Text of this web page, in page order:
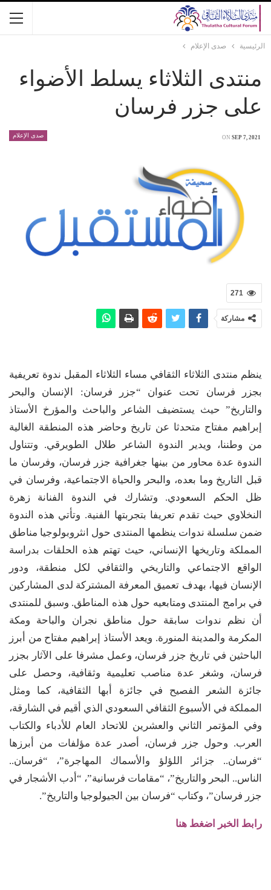
الرئيسية صدى الإعلام
منتدى الثلاثاء يسلط الأضواء
على جزر فرسان
صدى الإعلام ON SEP 7, 2021
271
مشاركة
ينظم منتدى الثلاثاء الثقافي مساء الثلاثاء المقبل ندوة تعريفية
بجزر فرسان تحت عنوان “جزر فرسان: الإنسان والبحر
والتاريخ” حيث يستضيف الشاعر والباحث والمؤرخ الأستاذ
إبراهيم مفتاح متحدثا عن تاريخ وحاضر هذه المنطقة الغالية
من وطننا، ويدير الندوة الشاعر طلال الطويرقي. وتتناول
الندوة عدة محاور من بينها جغرافية جزر فرسان، وفرسان ما
قبل التاريخ وما بعده، والبحر والحياة الاجتماعية، وفرسان في
ظل الحكم السعودي. وتشارك في الندوة الفنانة زهرة
النخلاوي حيث تقدم تعريفا بتجربتها الفنية. وتأتي هذه الندوة
ضمن سلسلة ندوات ينظمها المنتدى حول انثروبولوجيا مناطق
المملكة وتاريخها الإنساني، حيث تهتم هذه الحلقات بدراسة
الواقع الاجتماعي والتاريخي والثقافي لكل منطقة، ودور
الإنسان فيها، بهدف تعميق المعرفة المشتركة لدى المشاركين
في برامج المنتدى ومتابعيه حول هذه المناطق. وسبق للمنتدى
أن نظم ندوات سابقة حول مناطق نجران والباحة ومكة
المكرمة والمدينة المنورة. ويعد الأستاذ إبراهيم مفتاح من أبرز
الباحثين في تاريخ جزر فرسان، وعمل مشرفا على الآثار بجزر
فرسان، وشغر عدة مناصب تعليمية وثقافية، وحصل على
جائزة الشعر الفصيح في جائزة أبها الثقافية، كما ومثل
المملكة في الأسبوع الثقافي السعودي الذي أقيم في الشارقة،
وفي المؤتمر الثاني والعشرين للاتحاد العام للأدباء والكتاب
العرب. وحول جزر فرسان، أصدر عدة مؤلفات من أبرزها
“فرسان.. جزائر اللؤلؤ والأسماك المهاجرة”، “فرسان..
الناس.. البحر والتاريخ”، “مقامات فرسانية”، “أدب الأشجار في
جزر فرسان”، وكتاب “فرسان بين الجيولوجيا والتاريخ”.
رابط الخبر اضغط هنا